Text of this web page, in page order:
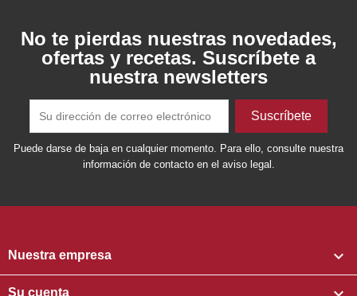
No te pierdas nuestras novedades,
ofertas y recetas. Suscríbete a
nuestra newsletters
Puede darse de baja en cualquier momento. Para ello, consulte nuestra
información de contacto en el aviso legal.
Nuestra empresa 
Su cuenta